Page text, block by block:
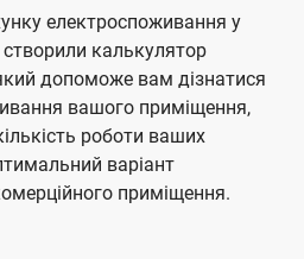
електроспоживання у
калькулятор
допоможе вам дізнатися
вашого приміщення,
роботи ваших
варіант
приміщення.